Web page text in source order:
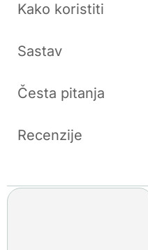
Kako koristiti
Sastav
Česta pitanja
Recenzije